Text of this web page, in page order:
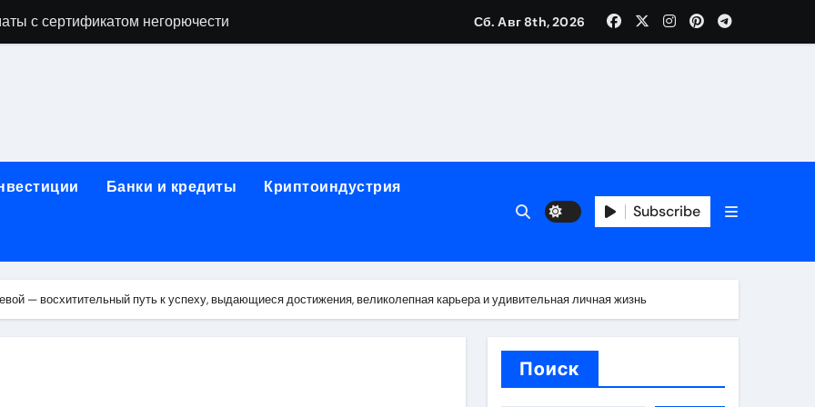
с сертификатом негорючести
и направляющих для конвейерных лент
лотков для хранения электронных компонентов
этапы строительства, проверка застройщика и сценарии оформления сделки
информация о сельскохозяйственных предприятиях
Сб. Авг 8th, 2026
Банки и кредиты Криптоиндустрия
Subscribe
— восхитительный путь к успеху, выдающиеся достижения, великолепная карьера и удивительная личная жизнь
Поиск